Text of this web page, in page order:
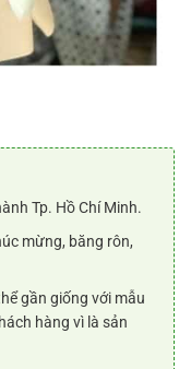
Tp. Hồ Chí Minh.
mừng, băng rôn,
gần giống với mẫu
hàng vì là sản